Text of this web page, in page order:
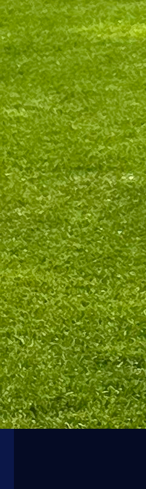
Premijer liga BiH
Igman iz Konjica
namještanje utakmica!
1 godina 3 mjesec
Premijer liga BiH
KONJIČANI SE
Doboju
1 godina 3 mjesec